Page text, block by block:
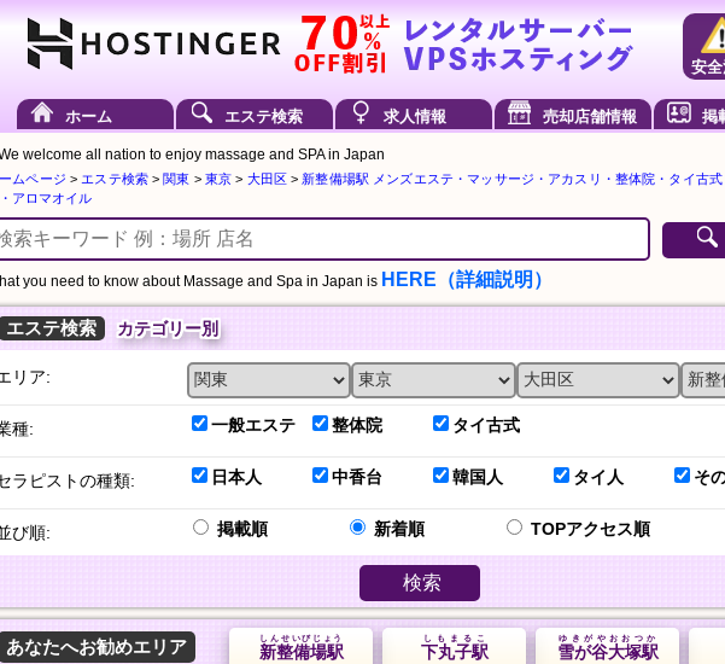
安
ホーム エステ検索 求人情報 売却店舗情報 掲
welcome all nation to enjoy massage and SPA in Japan
ムページ > エステ検索>関東 > 東京 > 大田区> 新整備場駅 メンズエステ・マッサージ・アカスリ・整体院・タイ古
アロマオイル
you need to know about Massage and Spa in Japan is HERE（詳細説明）
エステ検索 カテゴリー別
リア:
種: 一般エステ 整体院 タイ古式
ラピストの種類: 日本人 中香台 韓国人 タイ人 そ
び順: 掲載順 新着順 TOPアクセス順
検索
あなたへお勧めエリア 雪が谷大塚駅
ゆきがやおおつか
下丸子駅
しもまるこ
新整備場駅
しんせいびじょう